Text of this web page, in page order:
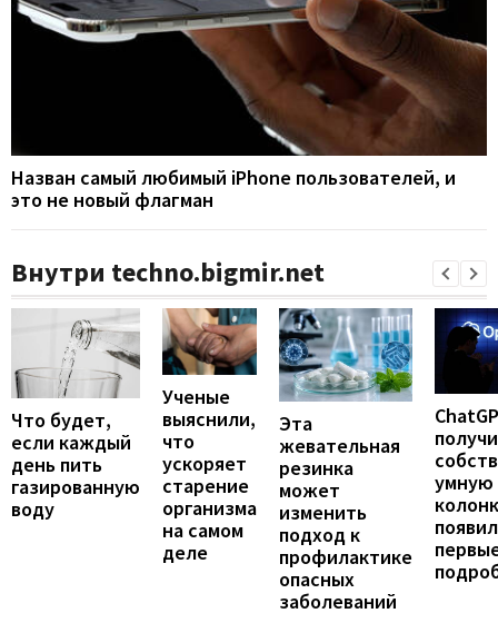
Назван самый любимый iPhone пользователей, и
это не новый флагман
Внутри techno.bigmir.net
Что будет,
если каждый
день пить
газированную
воду
Ученые
выяснили,
что
ускоряет
старение
организма
на самом
деле
Эта
жевательная
резинка
может
изменить
подход к
профилактике
опасных
заболеваний
умную